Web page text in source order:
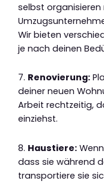
selbst
Wir bieten
je nach deinen
7. Renovierung:
deiner neuen
Arbeit rechtzeitig,
einziehst.
8. Haustiere:
dass sie während
transportiere sie